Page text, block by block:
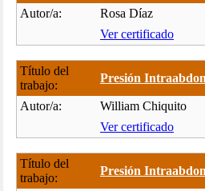
Autor/a:
Rosa Díaz
Ver certificado
Título del
trabajo:
Presión
Autor/a:
William Chiquito
Ver certificado
Título del
trabajo:
Presión